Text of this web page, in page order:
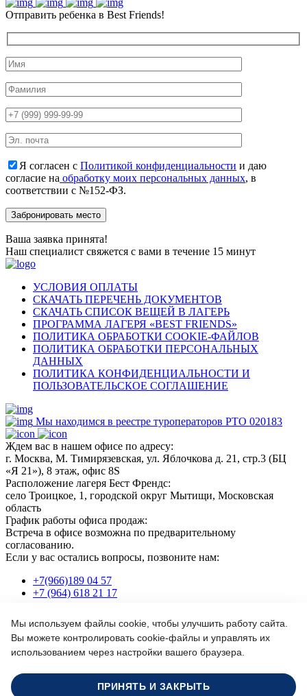
Отправить ребенка в Best Friends!
Я согласен с Политикой конфиденциальности и даю
согласие на обработку моих персональных данных, в
соответствии с №152-ФЗ.
Ваша заявка принята!
Наш специалист свяжется с вами в течение 15 минут
УСЛОВИЯ ОПЛАТЫ
СКАЧАТЬ ПЕРЕЧЕНЬ ДОКУМЕНТОВ
СКАЧАТЬ СПИСОК ВЕЩЕЙ В ЛАГЕРЬ
ПРОГРАММА ЛАГЕРЯ «BEST FRIENDS»
ПОЛИТИКА ОБРАБОТКИ COOKIE-ФАЙЛОВ
ПОЛИТИКА ОБРАБОТКИ ПЕРСОНАЛЬНЫХ
ДАННЫХ
ПОЛИТИКА КОНФИДЕНЦИАЛЬНОСТИ И
ПОЛЬЗОВАТЕЛЬСКОЕ СОГЛАШЕНИЕ
Мы находимся в реестре туроператоров РТО 020183
Ждем вас в нашем офисе по адресу:
г. Москва, М. Тимирязевская, ул. Яблочкова д. 21, стр.3 (БЦ
«Я 21»), 8 этаж, офис 8S
Расположение лагеря Бест Френдс:
село Троицкое, 1, городской округ Мытищи, Московская
область
График работы офиса продаж:
Встреча в офисе возможна по предварительному
согласованию.
Если у вас остались вопросы, позвоните нам:
+7(966)189 04 57
+7 (964) 618 21 17
Или пишите нам на почту:
info@bf-camp.ru
Забронировать место
Формируйте заказ сегодня - продадим еще дешевле!
Мы используем файлы cookie, чтобы улучшить работу сайта.
Вы можете контролировать cookie-файлы и управлять их
использованием через настройки вашего браузера.
ПРИНЯТЬ И ЗАКРЫТЬ